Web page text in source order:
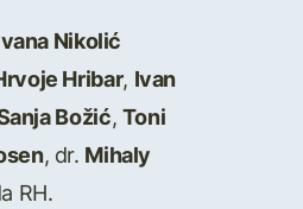
Nikolić
Hribar, Ivan
Božić,Toni
, dr. Mihaly
RH.